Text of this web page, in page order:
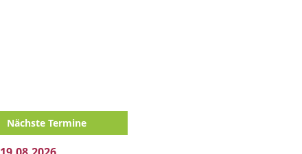
Nächste Termine